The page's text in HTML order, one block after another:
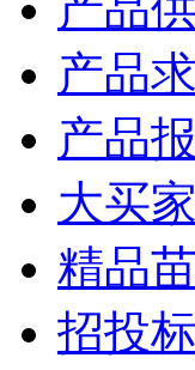
产品
产品
大买
精品
招投标